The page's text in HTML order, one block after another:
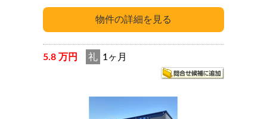
5.8 万円 礼 1ヶ月